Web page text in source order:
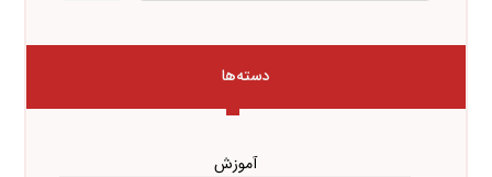
دسته‌ها
آموزش